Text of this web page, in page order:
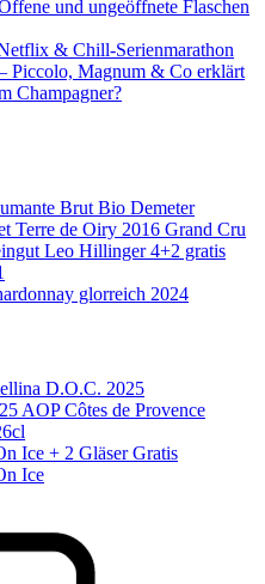
und ungeöffnete Flaschen
& Chill-Serienmarathon
Piccolo, Magnum & Co erklärt
Champagner?
Brut Bio Demeter
Terre de Oiry 2016 Grand Cru
Leo Hillinger 4+2 gratis
glorreich 2024
D.O.C. 2025
AOP Côtes de Provence
Ice + 2 Gläser Gratis
Ice